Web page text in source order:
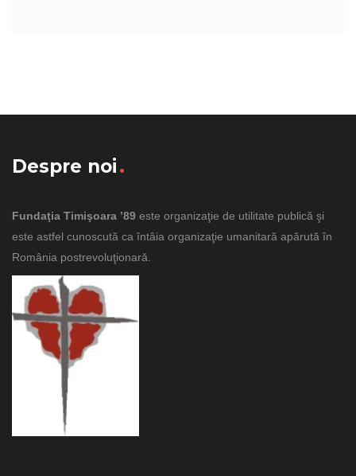
Despre noi
Fundaţia Timişoara ’89 este organizaţie de utilitate publică şi
este astfel cunoscută ca întâia organizaţie umanitară apărută în
România postrevoluţionară.